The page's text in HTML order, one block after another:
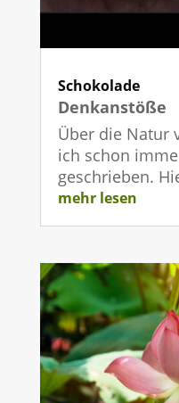
Schokolade
Denkanstöße
Über die Natur
ich schon
geschrieben.
mehr lesen